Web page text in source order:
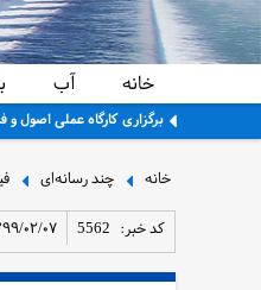
خانه آب
برگزاری کارگاه عملی اصول و فنون
خانه چند رسانه‌ای
کد خبر: 5562 ۱۳۹۹/۰۲/۰۷